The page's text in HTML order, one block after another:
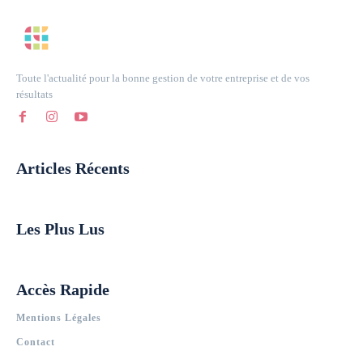
Toute l'actualité pour la bonne gestion de votre entreprise et de vos
résultats
Articles Récents
Les Plus Lus
Accès Rapide
Mentions Légales
Contact